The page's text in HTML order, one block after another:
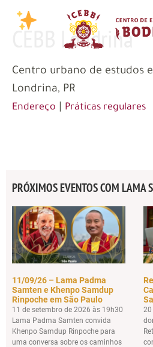
CEBB Londrina
Centro urbano de estudos
Londrina, PR
Endereço Práticas regulares
PRÓXIMOS EVENTOS COM LAMA
11/09/26 – Lama Padma
Samten e Khenpo Samdup
Rinpoche em São Paulo
11 de setembro de 2026 às 19h30
Lama Padma Samten convida
Khenpo Samdup Rinpoche para
uma conversa sobre os caminhos
20